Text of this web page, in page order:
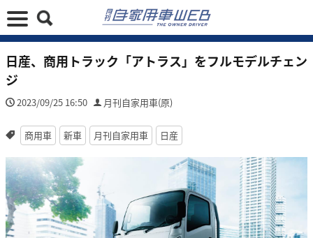
日産、商用トラック「アトラス」をフルモデルチェン
ジ
2023/09/25 16:50 月刊自家用車(原)
商用車 新車 月刊自家用車 日産